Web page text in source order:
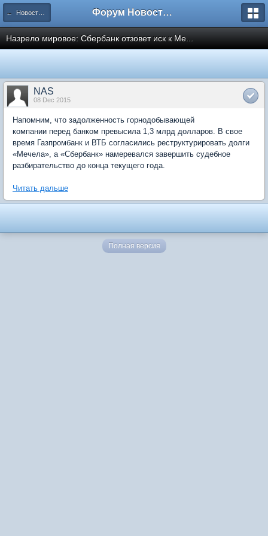
← Новости рынка недвижимости Форум Новостройки
Назрело мировое: Сбербанк отзовет иск к Ме...
NAS
08 Dec 2015
Напомним, что задолженность горнодобывающей
компании перед банком превысила 1,3 млрд долларов. В свое
время Газпромбанк и ВТБ согласились реструктурировать долги
«Мечела», а «Сбербанк» намеревался завершить судебное
разбирательство до конца текущего года.
Читать дальше
Полная версия